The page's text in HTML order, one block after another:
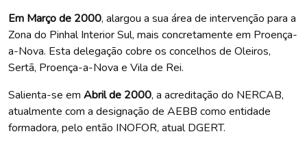
Em Março de 2000, alargou a sua área de intervenção para a
Zona do Pinhal Interior Sul, mais concretamente em Proença-
a-Nova. Esta delegação cobre os concelhos de Oleiros,
Sertã, Proença-a-Nova e Vila de Rei.
Salienta-se em Abril de 2000, a acreditação do NERCAB,
atualmente com a designação de AEBB como entidade
formadora, pelo então INOFOR, atual DGERT.